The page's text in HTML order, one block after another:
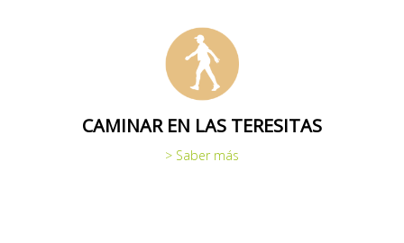
CAMINAR EN LAS TERESITAS
> Saber más